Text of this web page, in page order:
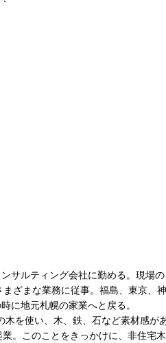
サルティング会社に勤める。現場の
ざまな業務に従事。福島、東京、神
に地元札幌の家業へと戻る。
を使い、木、鉄、石など素材感が
。このことをきっかけに、非住宅木